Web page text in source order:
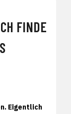
FINDE
Eigentlich